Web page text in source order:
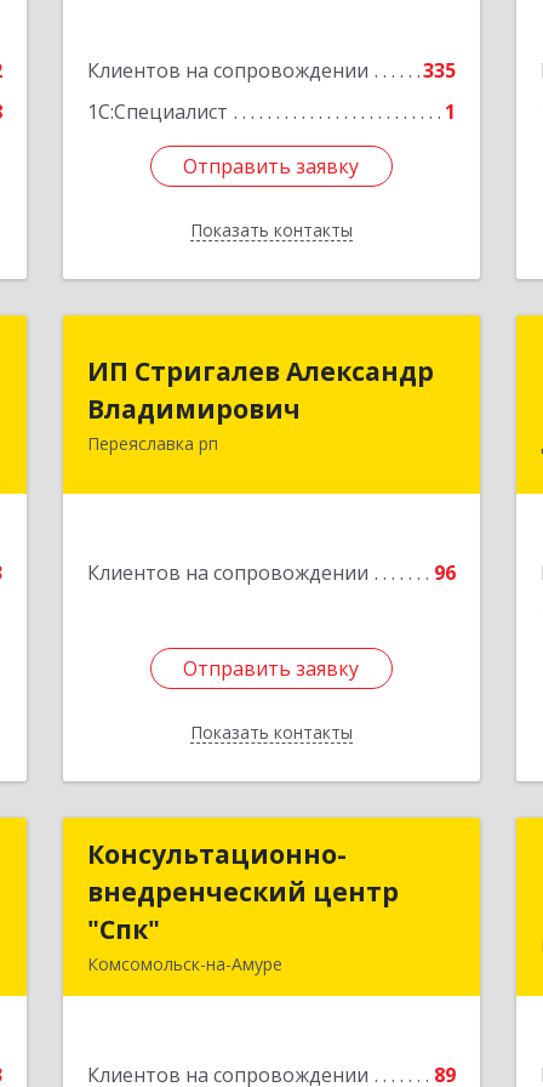
Клиентов на сопровождении
335
1С:Специалист
1
Отправить заявку
Показать контакты
Отправить заявку
Назад
ИП Стригалев Александр
Владимирович
Переяславка рп
Клиентов на сопровождении 96
Отправить заявку
Показать контакты
Владимирович
682910, Хабаровский край, Имени
Подробнее
Отправить заявку
Назад
Консультационно-
внедренческий центр
"Спк"
Комсомольск-на-Амуре
Клиентов на сопровождении
89
Консультационно-
внедренческий центр